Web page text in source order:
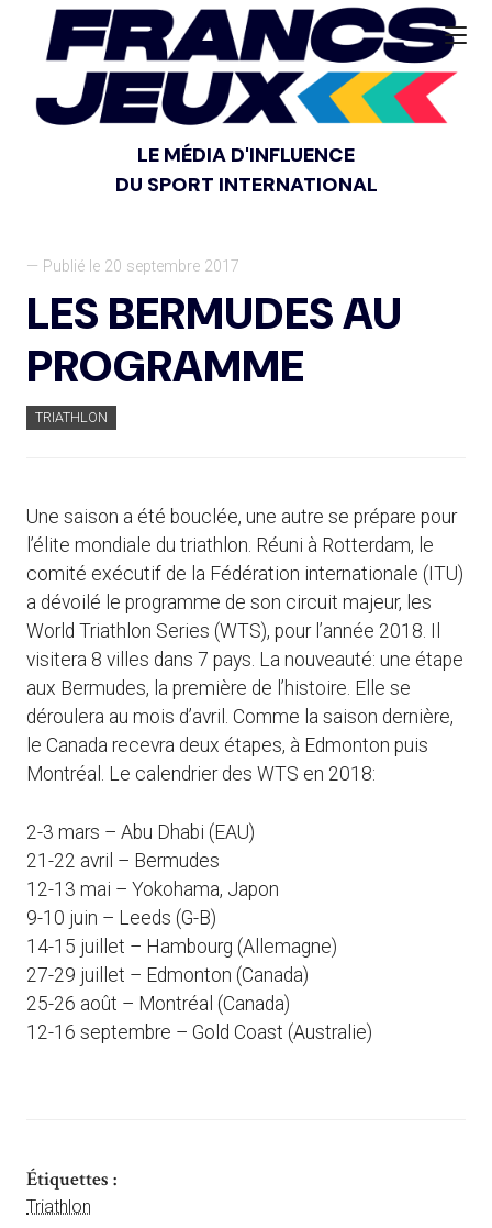
LE MÉDIA D'INFLUENCE
DU SPORT INTERNATIONAL
— Publié le 20 septembre 2017
LES BERMUDES AU
PROGRAMME
TRIATHLON
Une saison a été bouclée, une autre se prépare pour
l’élite mondiale du triathlon. Réuni à Rotterdam, le
comité exécutif de la Fédération internationale (ITU)
a dévoilé le programme de son circuit majeur, les
World Triathlon Series (WTS), pour l’année 2018. Il
visitera 8 villes dans 7 pays. La nouveauté: une étape
aux Bermudes, la première de l’histoire. Elle se
déroulera au mois d’avril. Comme la saison dernière,
le Canada recevra deux étapes, à Edmonton puis
Montréal. Le calendrier des WTS en 2018:
2-3 mars – Abu Dhabi (EAU)
21-22 avril – Bermudes
12-13 mai – Yokohama, Japon
9-10 juin – Leeds (G-B)
14-15 juillet – Hambourg (Allemagne)
27-29 juillet – Edmonton (Canada)
25-26 août – Montréal (Canada)
12-16 septembre – Gold Coast (Australie)
Étiquettes :
Triathlon